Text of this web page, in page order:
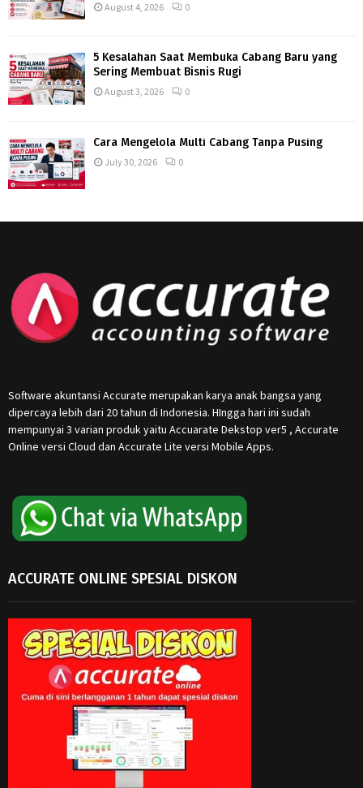
August 4, 2026 0
5 Kesalahan Saat Membuka Cabang Baru yang
Sering Membuat Bisnis Rugi
August 3, 2026 0
Cara Mengelola Multi Cabang Tanpa Pusing
July 30, 2026 0
Software akuntansi Accurate merupakan karya anak bangsa yang
dipercaya lebih dari 20 tahun di Indonesia. HIngga hari ini sudah
mempunyai 3 varian produk yaitu Accuarate Dekstop ver5 , Accurate
Online versi Cloud dan Accurate Lite versi Mobile Apps.
ACCURATE ONLINE SPESIAL DISKON